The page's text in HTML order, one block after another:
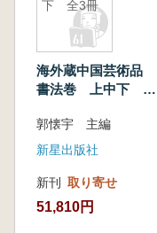
下 全3冊
海外蔵中国芸術品
書法巻 上中下 全3
郭懐宇 主編
新星出版社
新刊 取り寄せ
51,810円